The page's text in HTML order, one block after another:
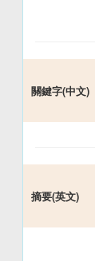
關鍵字(中文)
摘要(英文)